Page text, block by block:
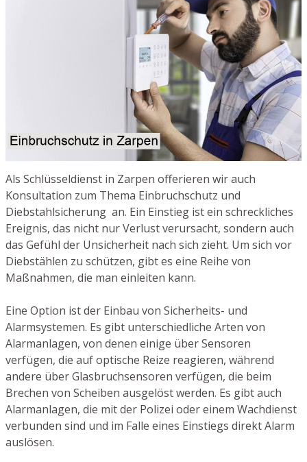
Als Schlüsseldienst in Zarpen offerieren wir auch
Konsultation zum Thema Einbruchschutz und
Diebstahlsicherung an. Ein Einstieg ist ein schreckliches
Ereignis, das nicht nur Verlust verursacht, sondern auch
das Gefühl der Unsicherheit nach sich zieht. Um sich vor
Diebstählen zu schützen, gibt es eine Reihe von
Maßnahmen, die man einleiten kann.
Eine Option ist der Einbau von Sicherheits- und
Alarmsystemen. Es gibt unterschiedliche Arten von
Alarmanlagen, von denen einige über Sensoren
verfügen, die auf optische Reize reagieren, während
andere über Glasbruchsensoren verfügen, die beim
Brechen von Scheiben ausgelöst werden. Es gibt auch
Alarmanlagen, die mit der Polizei oder einem Wachdienst
verbunden sind und im Falle eines Einstiegs direkt Alarm
auslösen.